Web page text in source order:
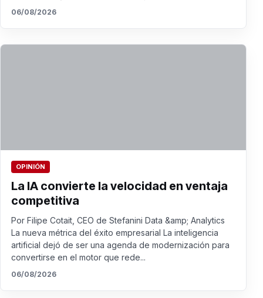
06/08/2026
OPINIÓN
La IA convierte la velocidad en ventaja
competitiva
Por Filipe Cotait, CEO de Stefanini Data &amp; Analytics
La nueva métrica del éxito empresarial La inteligencia
artificial dejó de ser una agenda de modernización para
convertirse en el motor que rede...
06/08/2026